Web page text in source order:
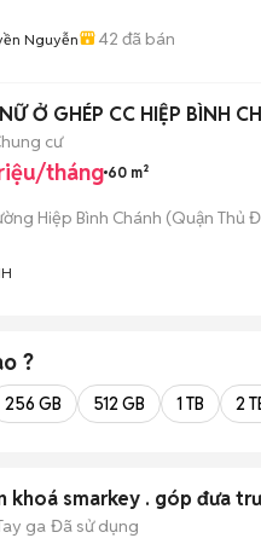
Nguyễn 42 đã bán
Ở GHÉP CC HIỆP BÌNH
cư
tháng 60 m²
Hiệp Bình Chánh (Quận Thủ
?
256 GB 512 GB 1 TB 2
khoá smarkey . góp đưa
ga Đã sử dụng